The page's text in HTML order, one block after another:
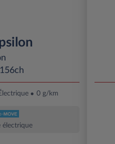
0 g/km
électrique